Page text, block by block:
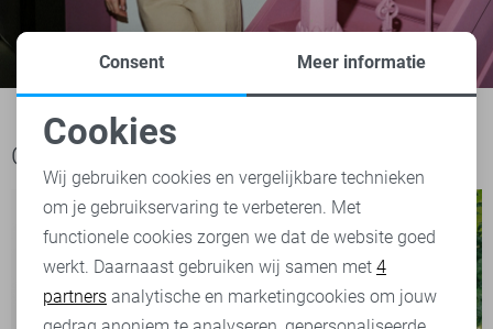
Ook het bekijken waard
Noodzakelijke cookies
Personalisatie cookies
Analytische cookies
Marketing cookies
Consent Meer informatie
Cookies
Wij gebruiken cookies en vergelijkbare technieken
om je gebruikservaring te verbeteren. Met
functionele cookies zorgen we dat de website goed
werkt. Daarnaast gebruiken wij samen met 4
partners analytische en marketingcookies om jouw